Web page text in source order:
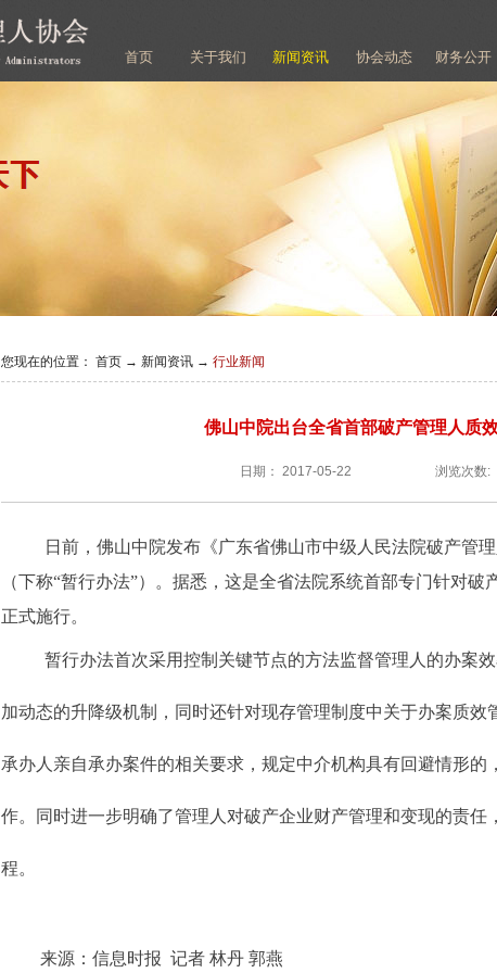
首页 关于我们 新闻资讯 协会动态 财务公开
您现在的位置： 首页 → 新闻资讯 → 行业新闻
佛山中院出台全省首部破产管理人质
日期： 2017-05-22 浏览次数:
日前，佛山中院发布《广东省佛山市中级人民法院破产管
（下称“暂行办法”）。据悉，这是全省法院系统首部专门针对
正式施行。
暂行办法首次采用控制关键节点的方法监督管理人的办案
加动态的升降级机制，同时还针对现存管理制度中关于办案质效
承办人亲自承办案件的相关要求，规定中介机构具有回避情形的
作。同时进一步明确了管理人对破产企业财产管理和变现的责任
程。
来源：信息时报 记者 林丹 郭燕